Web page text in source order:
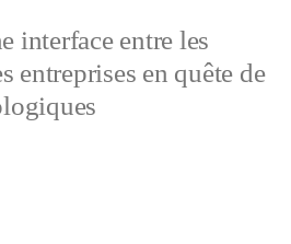
interface entre les
entreprises en quête de